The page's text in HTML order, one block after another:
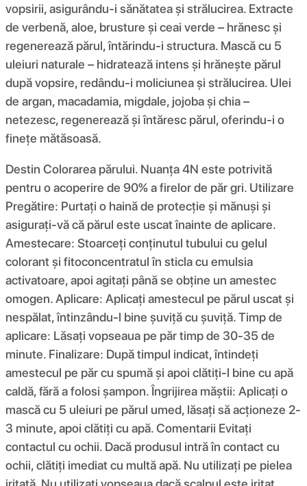
vopsirii, asigurându-i sănătatea și strălucirea. Extracte
de verbenă, aloe, brusture și ceai verde – hrănesc și
regenerează părul, întărindu-i structura. Mască cu 5
uleiuri naturale – hidratează intens și hrănește părul
după vopsire, redându-i moliciunea și strălucirea. Ulei
de argan, macadamia, migdale, jojoba și chia –
netezesc, regenerează și întăresc părul, oferindu-i o
finețe mătăsoasă.
Destin Colorarea părului. Nuanța 4N este potrivită
pentru o acoperire de 90% a firelor de păr gri. Utilizare
Pregătire: Purtați o haină de protecție și mănuși și
asigurați-vă că părul este uscat înainte de aplicare.
Amestecare: Stoarceți conținutul tubului cu gelul
colorant și fitoconcentratul în sticla cu emulsia
activatoare, apoi agitați până se obține un amestec
omogen. Aplicare: Aplicați amestecul pe părul uscat și
nespălat, întinzându-l bine șuviță cu șuviță. Timp de
aplicare: Lăsați vopseaua pe păr timp de 30-35 de
minute. Finalizare: După timpul indicat, întindeți
amestecul pe păr cu spumă și apoi clătiți-l bine cu apă
caldă, fără a folosi șampon. Îngrijirea măștii: Aplicați o
mască cu 5 uleiuri pe părul umed, lăsați să acționeze 2-
3 minute, apoi clătiți cu apă. Comentarii Evitați
contactul cu ochii. Dacă produsul intră în contact cu
ochii, clătiți imediat cu multă apă. Nu utilizați pe pielea